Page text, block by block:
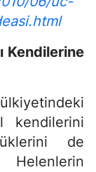
Kendilerine
kendilerini
de